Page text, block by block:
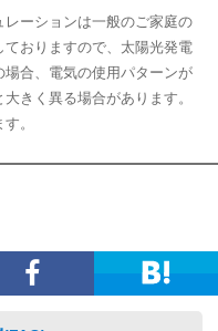
ーションは一般のご家庭の
おりますので、太陽光発電
合、電気の使用パターンが
きく異る場合があります。
。